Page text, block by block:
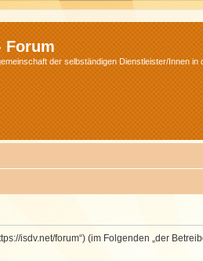
Forum
der selbständigen Dienstleister/Innen in
isdv.net/forum“) (im Folgenden „der